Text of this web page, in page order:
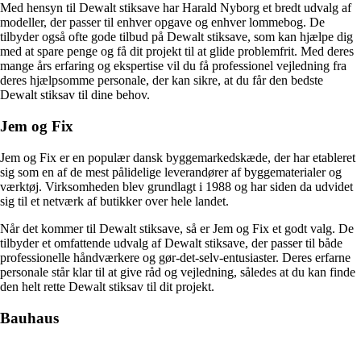
Med hensyn til Dewalt stiksave har Harald Nyborg et bredt udvalg af
modeller, der passer til enhver opgave og enhver lommebog. De
tilbyder også ofte gode tilbud på Dewalt stiksave, som kan hjælpe dig
med at spare penge og få dit projekt til at glide problemfrit. Med deres
mange års erfaring og ekspertise vil du få professionel vejledning fra
deres hjælpsomme personale, der kan sikre, at du får den bedste
Dewalt stiksav til dine behov.
Jem og Fix
Jem og Fix er en populær dansk byggemarkedskæde, der har etableret
sig som en af de mest pålidelige leverandører af byggematerialer og
værktøj. Virksomheden blev grundlagt i 1988 og har siden da udvidet
sig til et netværk af butikker over hele landet.
Når det kommer til Dewalt stiksave, så er Jem og Fix et godt valg. De
tilbyder et omfattende udvalg af Dewalt stiksave, der passer til både
professionelle håndværkere og gør-det-selv-entusiaster. Deres erfarne
personale står klar til at give råd og vejledning, således at du kan finde
den helt rette Dewalt stiksav til dit projekt.
Bauhaus